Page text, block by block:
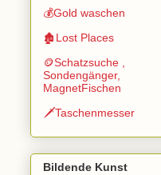
💰Gold waschen
🏚️Lost Places
🪙Schatzsuche ,
Sondengänger,
MagnetFischen
🗡️Taschenmesser
Bildende Kunst